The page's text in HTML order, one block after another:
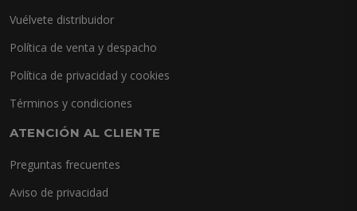
Vuélvete distribuidor
Política de venta y despacho
Política de privacidad y cookies
Términos y condiciones
ATENCIÓN AL CLIENTE
Preguntas frecuentes
Aviso de privacidad